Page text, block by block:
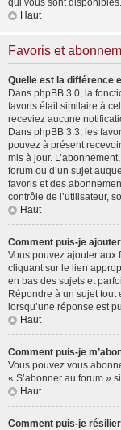
qui vous sont disponibles.
Haut
Favoris et
Quelle est la différence
Dans phpBB 3.0, la
favoris était similaire à
receviez aucune
Dans phpBB 3.3, les
pouvez à présent
mis à jour.
forum ou d’un sujet
favoris et des
contrôle de l’utilisateur,
Haut
Comment puis-je
Vous pouvez ajouter aux
cliquant sur le lien
en bas des sujets et
Répondre à un sujet
lorsqu’une réponse est
Haut
Comment puis-je
Vous pouvez vous
« S’abonner au forum »
Haut
Comment puis-je